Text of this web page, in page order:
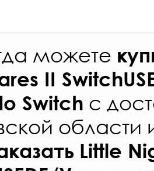
можете
II
Switch с
области
Little